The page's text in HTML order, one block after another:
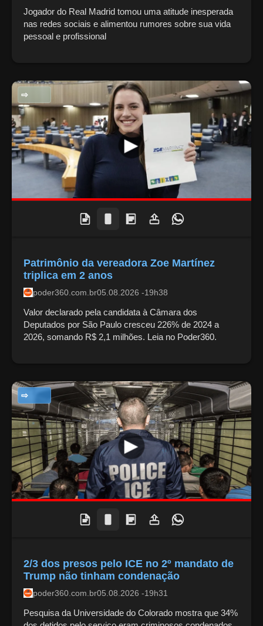
Jogador do Real Madrid tomou uma atitude inesperada
nas redes sociais e alimentou rumores sobre sua vida
pessoal e profissional
POLITICA NACIONAL
Patrimônio da vereadora Zoe Martínez
triplica em 2 anos
poder360.com.br05.08.2026 -19h38
Valor declarado pela candidata à Câmara dos
Deputados por São Paulo cresceu 226% de 2024 a
2026, somando R$ 2,1 milhões. Leia no Poder360.
NOTÍCIAS
2/3 dos presos pelo ICE no 2º mandato de
Trump não tinham condenação
poder360.com.br05.08.2026 -19h31
Pesquisa da Universidade do Colorado mostra que 34%